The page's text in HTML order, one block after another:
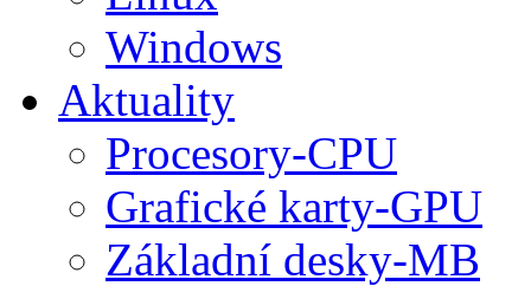
Windows
Aktuality
Procesory-CPU
Grafické karty-GPU
Základní desky-MB